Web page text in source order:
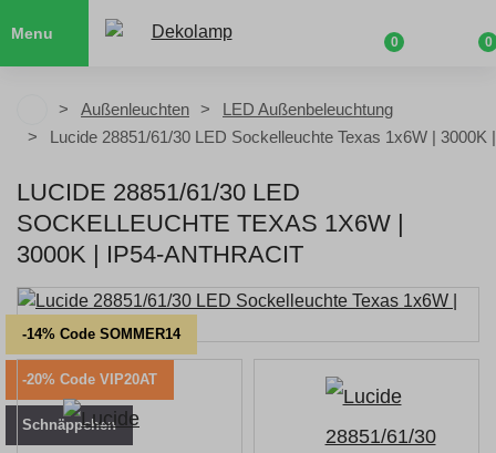
Menu
0 0
Außenleuchten
LED Außenbeleuchtung
Lucide 28851/61/30 LED Sockelleuchte Texas 1x6W | 3000K
LUCIDE 28851/61/30 LED
SOCKELLEUCHTE TEXAS 1X6W |
3000K | IP54-ANTHRACIT
-14% Code SOMMER14
-20% Code VIP20AT
Schnäppchen